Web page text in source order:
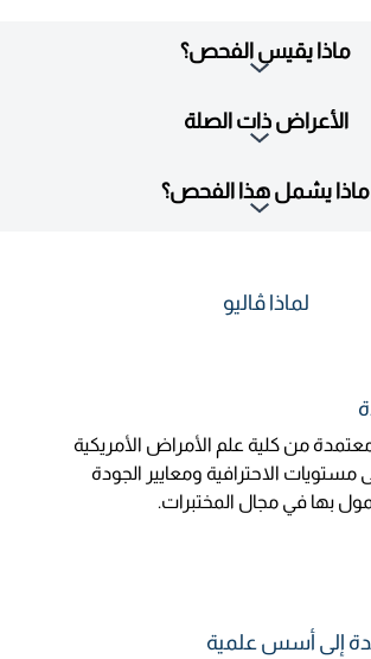
ماذا يقيس الفحص؟
الأعراض ذات الصلة
ماذا يشمل هذا الفحص؟
لماذا ڤاليو
معتمدة من كلية علم الأمراض الأمريكية
مستويات الاحترافية ومعايير الجودة
بها في مجال المختبرات.
إلى أسس علمية